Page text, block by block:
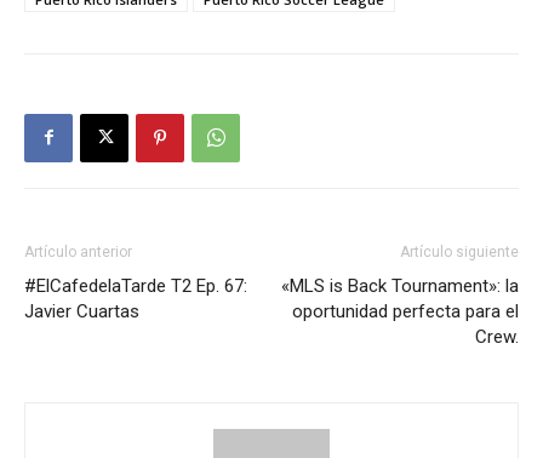
Artículo anterior
#ElCafedelaTarde T2 Ep. 67:
Javier Cuartas
Artículo siguiente
«MLS is Back Tournament»: la
oportunidad perfecta para el
Crew.